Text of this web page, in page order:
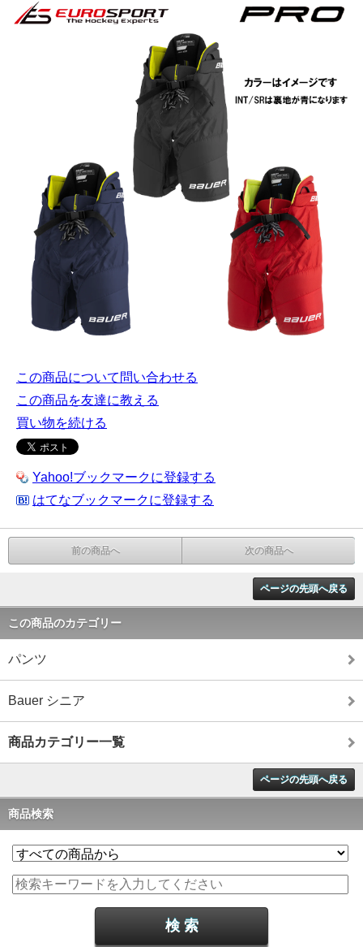
この商品について問い合わせる
この商品を友達に教える
買い物を続ける
Yahoo!ブックマークに登録する
はてなブックマークに登録する
前の商品へ 次の商品へ
ページの先頭へ戻る
この商品のカテゴリー
パンツ
Bauer シニア
商品カテゴリー一覧
ページの先頭へ戻る
商品検索